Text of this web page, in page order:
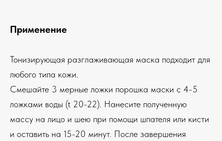
Применение
Тонизирующая разглаживающая маска подходит для
любого типа кожи.
Смешайте 3 мерные ложки порошка маски с 4-5
ложками воды (t 20-22). Нанесите полученную
массу на лицо и шею при помощи шпателя или кисти
и оставить на 15-20 минут. После завершения